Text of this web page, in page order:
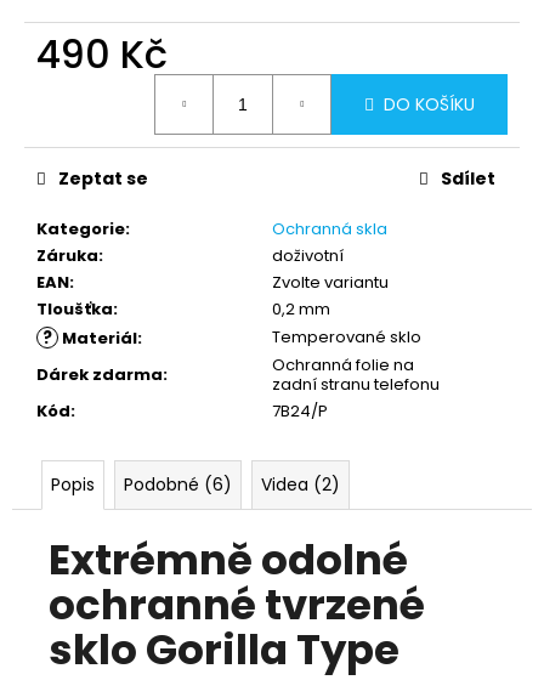
490 Kč
DO KOŠÍKU
Kategorie:
Ochranná skla
Záruka:
doživotní
EAN:
Zvolte variantu
Tloušťka: 0,2 mm
? Materiál:
Temperované sklo
Dárek zdarma:
Ochranná folie na
zadní stranu telefonu
Kód: 7B24/P
Zeptat se Sdílet
Popis Podobné (6) Videa (2)
Extrémně odolné
ochranné tvrzené
sklo Gorilla Type